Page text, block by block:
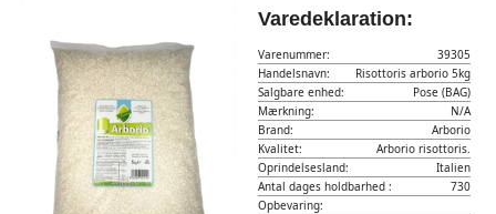
Varedeklaration:
Varenummer:
39305
Handelsnavn:
Risottoris arborio 5kg
Salgbare enhed:
Pose (BAG)
Mærkning:
N/A
Brand:
Arborio
Kvalitet:
Arborio risottoris.
Oprindelsesland:
Italien
Antal dages holdbarhed :
730
Opbevaring: